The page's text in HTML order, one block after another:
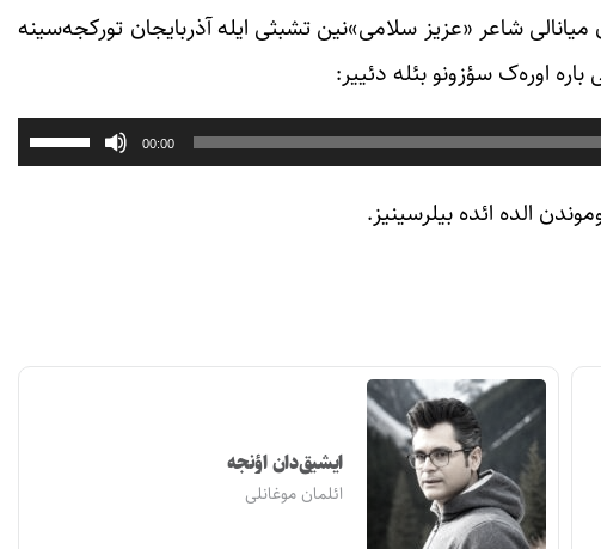
میانالی شاعر «عزیز سلامی»‌نین تشبثی ایله آذربایجان تورکجه‌سینه
اوره‌ک سؤزونو بئله دئییر:
00:00
برای
از
الده ائده بیلرسینیز.
ایشیق‌دان اؤنجه
ائلمان موغانلی